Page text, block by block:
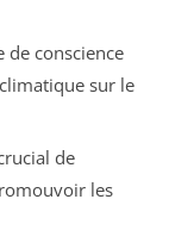
conscience
sur le
de
les